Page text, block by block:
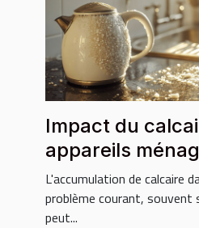
Impact du
appareils
solutions
L'accumulation de calcaire
problème courant, souvent
peut...